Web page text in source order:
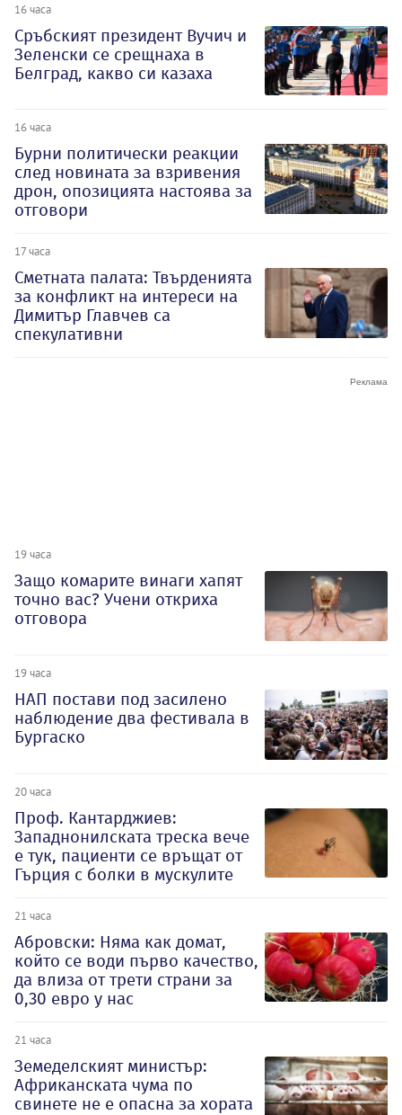
16 часа
Сръбският президент Вучич и
Зеленски се срещнаха в
Белград, какво си казаха
16 часа
Бурни политически реакции
след новината за взривения
дрон, опозицията настоява за
отговори
17 часа
Сметната палата: Твърденията
за конфликт на интереси на
Димитър Главчев са
спекулативни
19 часа
Защо комарите винаги хапят
точно вас? Учени откриха
отговора
19 часа
НАП постави под засилено
наблюдение два фестивала в
Бургаско
20 часа
Проф. Кантарджиев:
Западнонилската треска вече
е тук, пациенти се връщат от
Гърция с болки в мускулите
21 часа
Абровски: Няма как домат,
който се води първо качество,
да влиза от трети страни за
0,30 евро у нас
21 часа
Земеделският министър:
Африканската чума по
свинете не е опасна за хората